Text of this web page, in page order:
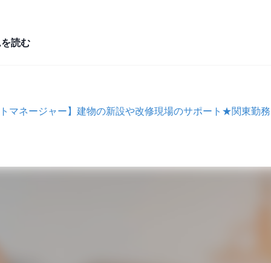
読む
トマネージャー】建物の新設や改修現場のサポート★関東勤